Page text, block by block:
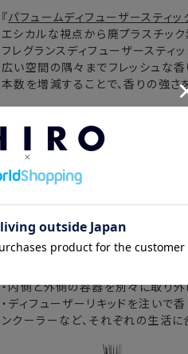
『パフュームディフューザースティ
エシカルな視点から廃プラスチック
フレグランスディフューザースティ
広い空間の隅々までフレッシュな香
本数を増減することで、香りの強さ
パフュームディフューザー グラス
どの香りも共通で、繰り返しご使
ーの専用容器です。
「一滴の雫」からインスピレーシ
をあしらった外側の容器が二重構
リキッドを入れる内側の容器が空
く、フレッシュな香りを長くお楽し
・内側と外側の容器を別々に取り外
・ディフューザーリキッドを注いで
ンクーラーなど、それぞれの生活